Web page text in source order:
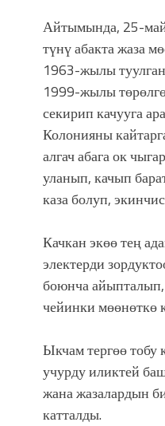
фонтанды көрүү
Park'ка 30 миң адам
Айтымында, 25-
түнү абакта жаза
1963-жылы
1999-жылы
секирип качууга
Колонияны
алгач абага ок
уланып, качып
каза болуп,
Качкан экөө тең
электерди
боюнча
чейинки мөөнөткө
Ыкчам тергөө тобу
учурду иликтей
жана жазалардын
катталды.